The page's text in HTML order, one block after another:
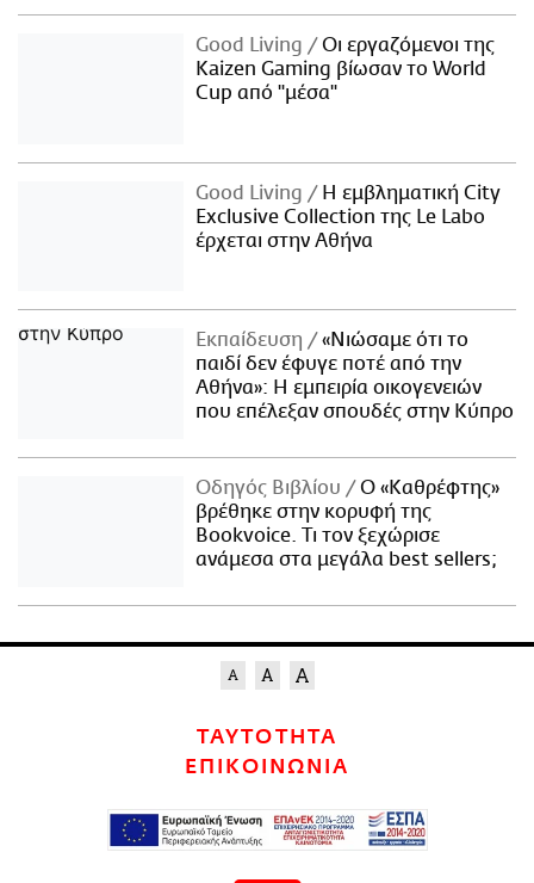
Good Living
Οι εργαζόμενοι της
Kaizen Gaming βίωσαν το World
Cup από "μέσα"
Good Living
Η εμβληματική City
Exclusive Collection της Le Labo
έρχεται στην Αθήνα
Εκπαίδευση
«Νιώσαμε ότι το
παιδί δεν έφυγε ποτέ από την
Αθήνα»: Η εμπειρία οικογενειών
που επέλεξαν σπουδές στην Κύπρο
Οδηγός Βιβλίου
Ο «Καθρέφτης»
βρέθηκε στην κορυφή της
Bookvoice. Τι τον ξεχώρισε
ανάμεσα στα μεγάλα best sellers;
ΤΑΥΤΟΤΗΤΑ
ΕΠΙΚΟΙΝΩΝΙΑ